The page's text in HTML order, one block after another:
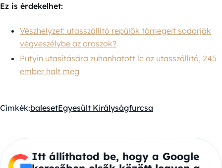
Ez is érdekelhet:
Vészhelyzet: utasszállító repülők tömegeit sodorják
végveszélybe az oroszok?
Putyin utasítására zuhanhatott le az utasszállító, 245
ember halt meg
Címkék:balesetEgyesült Királyságfurcsa
Itt állíthatod be, hogy a Google